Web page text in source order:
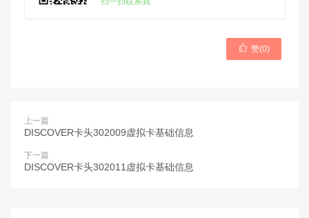
 赞(0)
上一篇
DISCOVER卡头302009虚拟卡基础信息
下一篇
DISCOVER卡头302011虚拟卡基础信息